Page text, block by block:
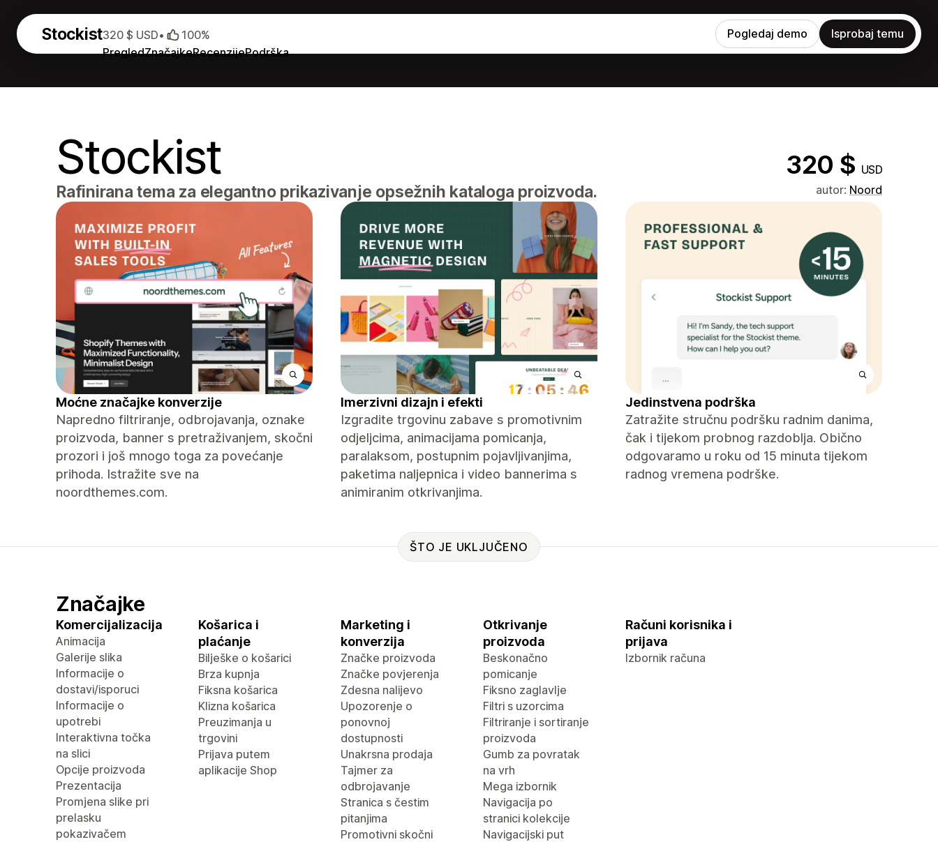
Stockist
PregledZnačajkeRecenzijePodrška
320 $ USD• 100% Pogledaj demo Isprobaj temu
Stockist 320 $ USD
Rafinirana tema za elegantno prikazivanje opsežnih kataloga proizvoda. autor: Noord
Moćne značajke konverzije
Napredno filtriranje, odbrojavanja, oznake
proizvoda, banner s pretraživanjem, skočni
prozori i još mnogo toga za povećanje
prihoda. Istražite sve na
noordthemes.com.
Imerzivni dizajn i efekti
Izgradite trgovinu zabave s promotivnim
odjeljcima, animacijama pomicanja,
paralaksom, postupnim pojavljivanjima,
paketima naljepnica i video bannerima s
animiranim otkrivanjima.
Jedinstvena podrška
Zatražite stručnu podršku radnim danima,
čak i tijekom probnog razdoblja. Obično
odgovaramo u roku od 15 minuta tijekom
radnog vremena podrške.
ŠTO JE UKLJUČENO
Značajke
Komercijalizacija
Animacija
Galerije slika
Informacije o
dostavi/isporuci
Informacije o
upotrebi
Interaktivna točka
na slici
Opcije proizvoda
Prezentacija
Promjena slike pri
prelasku
pokazivačem
Košarica i
plaćanje
Bilješke o košarici
Brza kupnja
Fiksna košarica
Klizna košarica
Preuzimanja u
trgovini
Prijava putem
aplikacije Shop
Marketing i
konverzija
Značke proizvoda
Značke povjerenja
Zdesna nalijevo
Upozorenje o
ponovnoj
dostupnosti
Unakrsna prodaja
Tajmer za
odbrojavanje
Stranica s čestim
pitanjima
Promotivni skočni
Otkrivanje
proizvoda
Beskonačno
pomicanje
Fiksno zaglavlje
Filtri s uzorcima
Filtriranje i sortiranje
proizvoda
Gumb za povratak
na vrh
Mega izbornik
Navigacija po
stranici kolekcije
Navigacijski put
Računi korisnika i
prijava
Izbornik računa